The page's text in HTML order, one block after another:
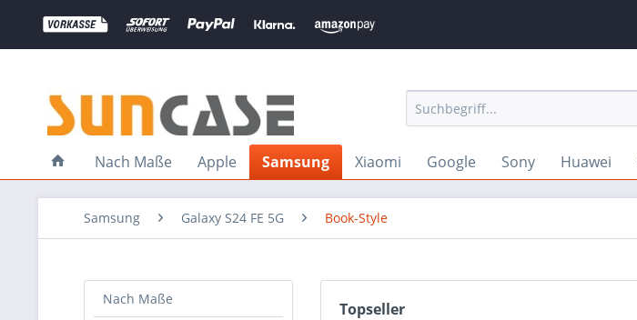
Nach Maße Apple Samsung Xiaomi Google Sony Huawei
Samsung Galaxy S24 FE 5G Book-Style
Nach Maße
Topseller